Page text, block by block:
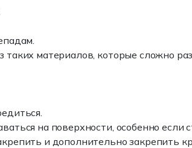
материалов, которые сложно
на поверхности, особенно
и дополнительно закрепить